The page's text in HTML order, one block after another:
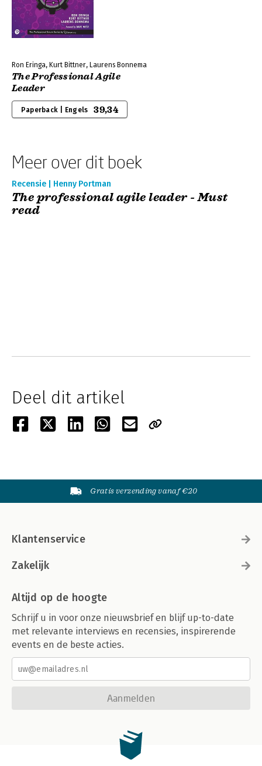
Ron Eringa, Kurt Bittner, Laurens Bonnema
The Professional Agile
Leader
Paperback | Engels 39,34
Meer over dit boek
Recensie | Henny Portman
The professional agile leader - Must
read
Deel dit artikel
Gratis verzending vanaf €20
Klantenservice
Zakelijk
Altijd op de hoogte
Schrijf u in voor onze nieuwsbrief en blijf up-to-date
met relevante interviews en recensies, inspirerende
events en de beste acties.
Aanmelden